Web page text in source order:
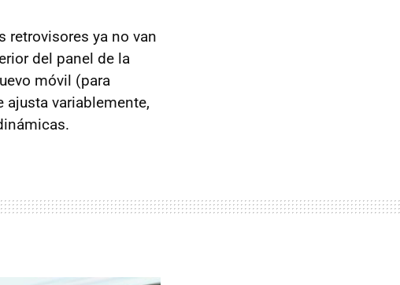
retrovisores ya no van
del panel de la
móvil (para
ajusta variablemente,